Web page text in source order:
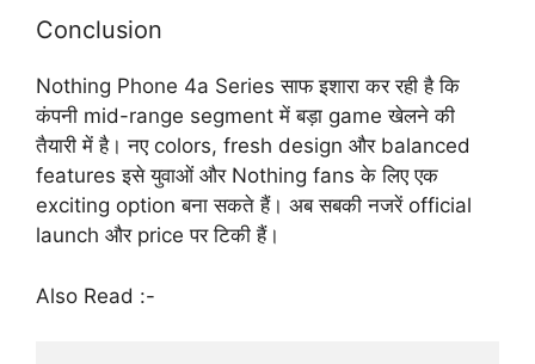
Conclusion
Nothing Phone 4a Series साफ इशारा कर रही है कि
कंपनी mid-range segment में बड़ा game खेलने की
तैयारी में है। नए colors, fresh design और balanced
features इसे युवाओं और Nothing fans के लिए एक
exciting option बना सकते हैं। अब सबकी नजरें official
launch और price पर टिकी हैं।
Also Read :-